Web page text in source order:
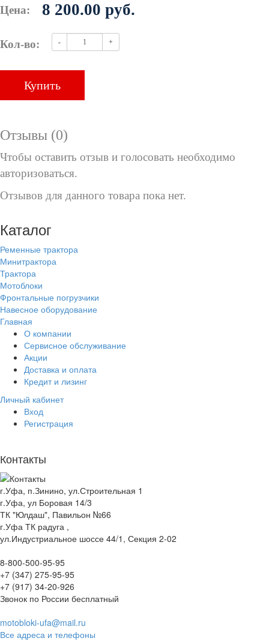
Цена:
8 200.00 руб.
Кол-во: - +
Купить
Отзывы (0)
Чтобы оcтавить отзыв и голосовать необходимо
авторизоваться.
Отзывов для данного товара пока нет.
Каталог
Ременные трактора
Минитрактора
Трактора
Мотоблоки
Фронтальные погрузчики
Навесное оборудование
Главная
О компании
Сервисное обслуживание
Акции
Доставка и оплата
Кредит и лизинг
Личный кабинет
Вход
Регистрация
Контакты
г.Уфа, п.Зинино, ул.Строительная 1
г.Уфа, ул Боровая 14/3
ТК "Юлдаш", Павильон №66
г.Уфа ТК радуга ,
ул.Индустриальное шоссе 44/1, Секция 2-02
8-800-500-95-95
+7 (347) 275-95-95
+7 (917) 34-20-926
Звонок по России бесплатный
motobloki-ufa@mail.ru
Все адреса и телефоны